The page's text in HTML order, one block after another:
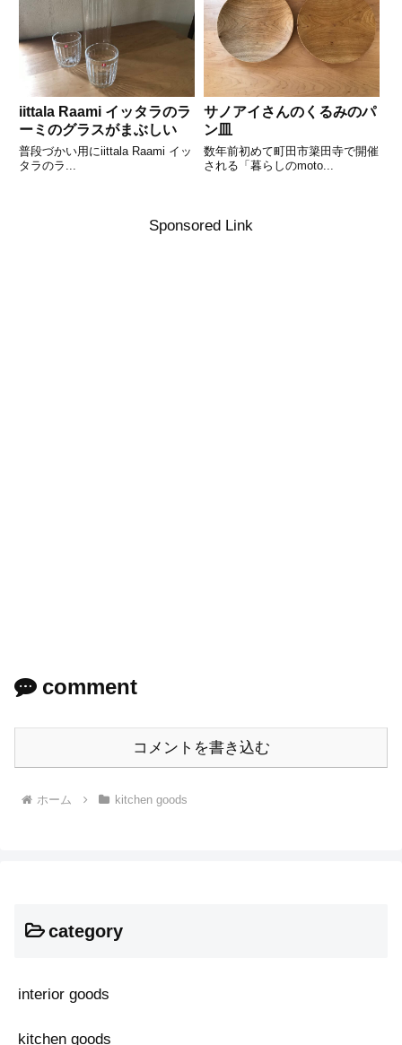
iittala Raami イッタラのラ
ーミのグラスがまぶしい
普段づかい用にiittala Raami イッ
タラのラ...
サノアイさんのくるみのパ
ン皿
数年前初めて町田市簗田寺で開催
される「暮らしのmoto...
Sponsored Link
comment
コメントを書き込む
ホーム kitchen goods
category
interior goods
kitchen goods